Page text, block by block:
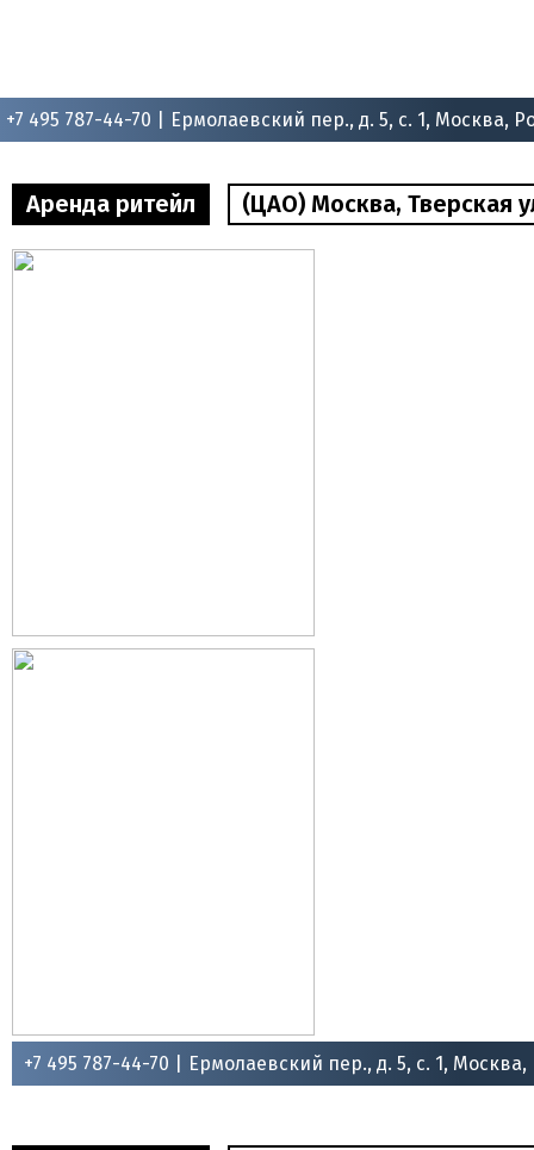
+7 495 787-44-70 | Ермолаевский пер., д. 5, с. 1, Москва,
Аренда ритейл (ЦАО) Москва, Тверская
+7 495 787-44-70 | Ермолаевский пер., д. 5, с. 1, Москва,